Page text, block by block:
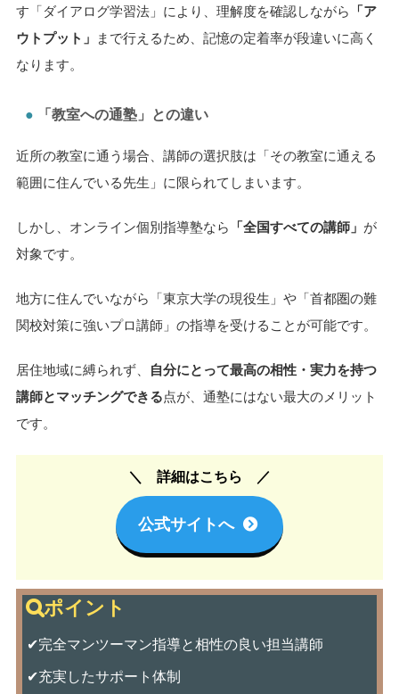
す「ダイアログ学習法」により、理解度を確認しながら
「ア
ウトプット」
まで行えるため、記憶の定着率が段違いに高く
なります。
「教室への通塾」との違い
近所の教室に通う場合、講師の選択肢は「その教室に通える
範囲に住んでいる先生」に限られてしまいます。
しかし、オンライン個別指導塾なら 「全国すべての講師」 が
対象です。
地方に住んでいながら「東京大学の現役生」や「首都圏の難
関校対策に強いプロ講師」の指導を受けることが可能です。
居住地域に縛られず、
自分にとって最高の相性・実力を持つ
講師とマッチングできる点が、通塾にはない最大のメリット
です。
詳細はこちら
公式サイトへ
✔完全マンツーマン指導と相性の良い担当講師
✔充実したサポート体制